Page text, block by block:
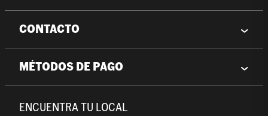
CONTACTO
MÉTODOS DE PAGO
ENCUENTRA TU LOCAL